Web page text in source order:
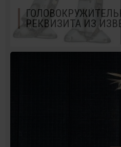
РЕКВИЗИТА ИЗ